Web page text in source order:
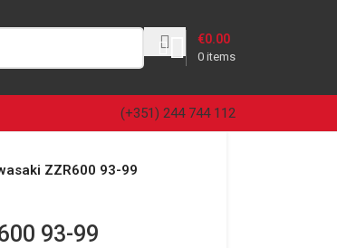
0 items
€0.00
(+351) 244 744 112
ZZR600 93-99
93-99